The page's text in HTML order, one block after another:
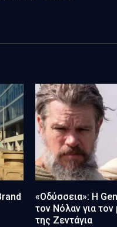
«Οδύσσεια»: Η
τον Νόλαν για τον
της Ζεντάγια